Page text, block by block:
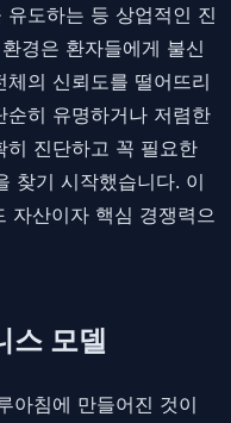
도하는 등 상업적인 진
경은 환자들에게 불신
의 신뢰도를 떨어뜨리
히 유명하거나 저렴한
히 진단하고 꼭 필요한
찾기 시작했습니다. 이
자산이자 핵심 경쟁력으
스 모델
아침에 만들어진 것이